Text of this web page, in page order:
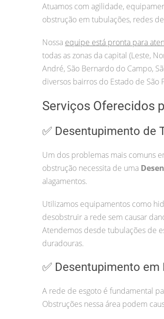
Atuamos com agilidade,
obstrução em tubulações, redes
Nossa equipe está pronta para
todas as zonas da capital (Leste,
André, São Bernardo do Campo,
diversos bairros do Estado de São
Serviços Oferecidos
✅ Desentupimento de
Um dos problemas mais comuns
obstrução necessita de uma
alagamentos.
Utilizamos equipamentos como
desobstruir a rede sem causar
Atendemos desde tubulações de
duradouras.
✅ Desentupimento em
A rede de esgoto é fundamental
Obstruções nessa área podem